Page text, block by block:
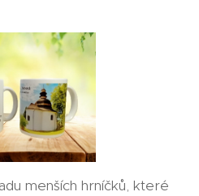
menších hrníčků, které